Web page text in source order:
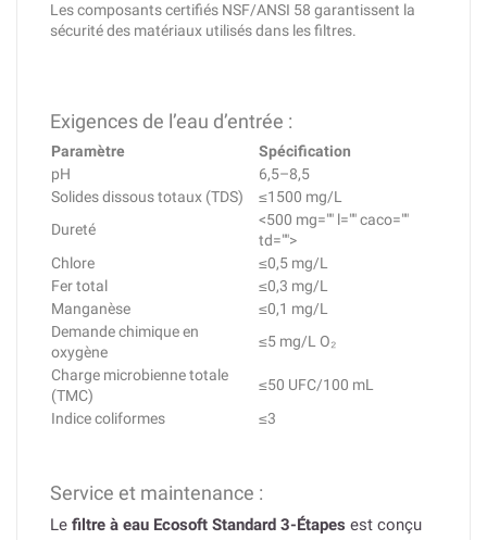
Les composants certifiés NSF/ANSI 58 garantissent la
sécurité des matériaux utilisés dans les filtres.
Exigences de l’eau d’entrée :
Paramètre
Spécification
pH
6,5–8,5
Solides dissous totaux (TDS)
≤1500 mg/L
Dureté
<500 mg="" l="" caco=""
td="">
Chlore
≤0,5 mg/L
Fer total
≤0,3 mg/L
Manganèse
≤0,1 mg/L
Demande chimique en
oxygène
≤5 mg/L O₂
Charge microbienne totale
(TMC)
≤50 UFC/100 mL
Indice coliformes
≤3
Service et maintenance :
Le filtre à eau Ecosoft Standard 3-Étapes est conçu